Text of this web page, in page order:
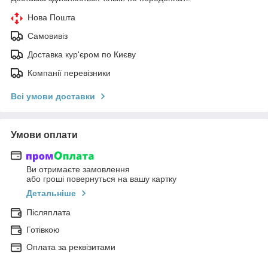
Нова Пошта
Самовивіз
Доставка кур'єром по Києву
Компанії перевізники
Всі умови доставки
Умови оплати
Ви отримаєте замовлення
або гроші повернуться на вашу картку
Детальніше
Післяплата
Готівкою
Оплата за реквізитами